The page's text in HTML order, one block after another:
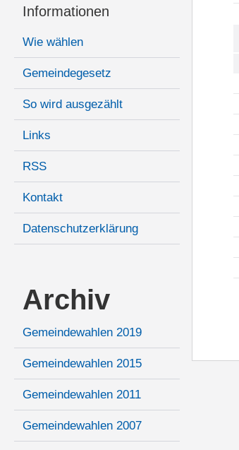
Informationen
Wie wählen
Gemeindegesetz
So wird ausgezählt
Links
RSS
Kontakt
Datenschutzerklärung
Archiv
Gemeindewahlen 2019
Gemeindewahlen 2015
Gemeindewahlen 2011
Gemeindewahlen 2007